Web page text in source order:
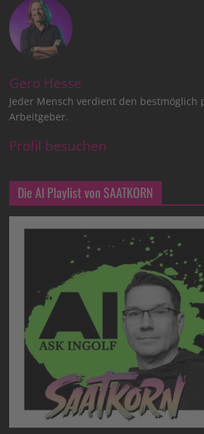
Gero Hesse
Jeder Mensch verdient den bestmöglich
Arbeitgeber.
Profil besuchen
Die AI Playlist von SAATKORN